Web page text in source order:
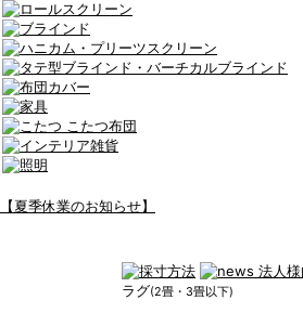
【夏季休業のお知らせ】
ラグ(2畳・3畳以下)